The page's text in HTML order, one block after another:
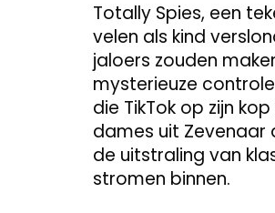
Totally Spies, een
velen als kind
jaloers zouden
mysterieuze
die TikTok op zijn
dames uit Zevenaar
de uitstraling van
stromen binnen.